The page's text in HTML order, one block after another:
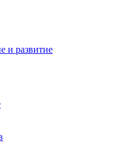
и развитие